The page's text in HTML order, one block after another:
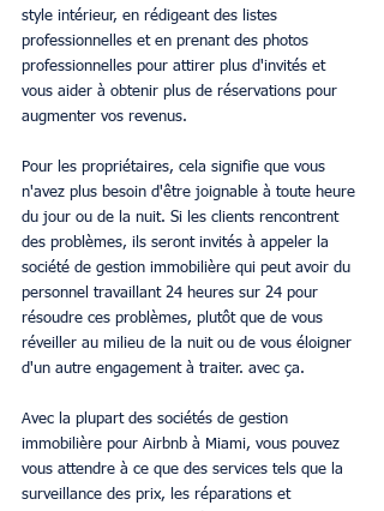
style intérieur, en rédigeant des listes
professionnelles et en prenant des photos
professionnelles pour attirer plus d'invités et
vous aider à obtenir plus de réservations pour
augmenter vos revenus.
Pour les propriétaires, cela signifie que vous
n'avez plus besoin d'être joignable à toute heure
du jour ou de la nuit. Si les clients rencontrent
des problèmes, ils seront invités à appeler la
société de gestion immobilière qui peut avoir du
personnel travaillant 24 heures sur 24 pour
résoudre ces problèmes, plutôt que de vous
réveiller au milieu de la nuit ou de vous éloigner
d'un autre engagement à traiter. avec ça.
Avec la plupart des sociétés de gestion
immobilière pour Airbnb à Miami, vous pouvez
vous attendre à ce que des services tels que la
surveillance des prix, les réparations et